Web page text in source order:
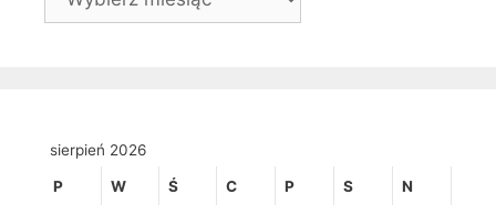
sierpień 2026
P W Ś C P S N